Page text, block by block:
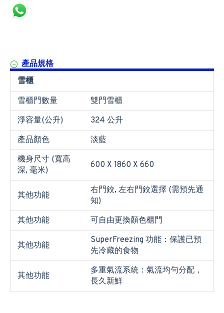
產品規格
雪櫃
雪櫃門數量
雙門雪櫃
淨容量(公升)
324 公升
產品顏色
淡藍
機身尺寸 (寬高
深, 毫米)
600 X 1860 X 660
其他功能
右門鉸, 左右門鉸選擇 (需預先通
知)
其他功能
可自由更換顏色櫃門
其他功能
SuperFreezing 功能：保護已預
先冷藏的食物
其他功能
多重氣流系統：氣流均勻分配，
長久新鮮